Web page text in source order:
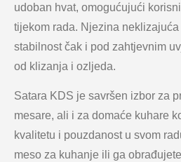
udoban hvat, omogućujući
tijekom rada. Njezina
stabilnost čak i pod zahtjevnim
od klizanja i ozljeda.
Satara KDS je savršen izbor za
mesare, ali i za domaće kuhare
kvalitetu i pouzdanost u svom
meso za kuhanje ili ga